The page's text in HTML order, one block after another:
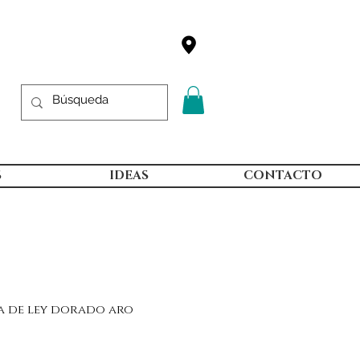
IDEAS CONTACTO
de ley dorado aro